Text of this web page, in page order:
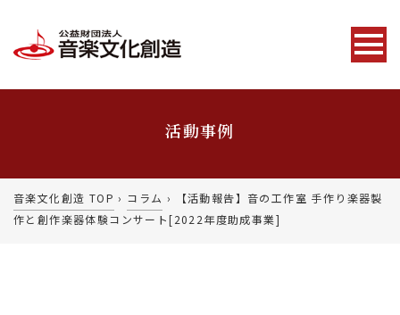
活動事例
音楽文化創造 TOP › コラム ›
【活動報告】音の工作室 手作り楽器製
作と創作楽器体験コンサート[2022年度助成事業]